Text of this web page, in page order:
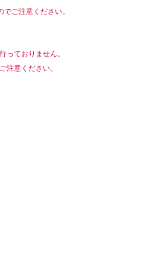
ご注意ください。
っておりません。
注意ください。